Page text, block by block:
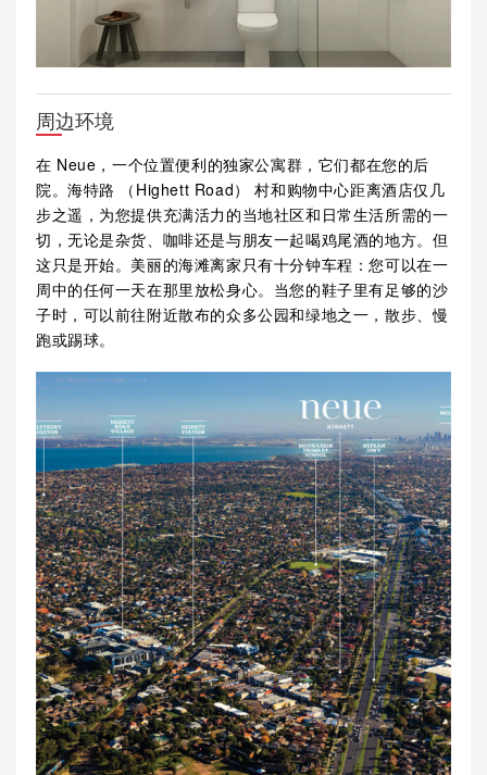
周边环境
在 Neue，一个位置便利的独家公寓群，它们都在您的后
院。海特路 （Highett Road） 村和购物中心距离酒店仅几
步之遥，为您提供充满活力的当地社区和日常生活所需的一
切，无论是杂货、咖啡还是与朋友一起喝鸡尾酒的地方。但
这只是开始。美丽的海滩离家只有十分钟车程：您可以在一
周中的任何一天在那里放松身心。当您的鞋子里有足够的沙
子时，可以前往附近散布的众多公园和绿地之一，散步、慢
跑或踢球。